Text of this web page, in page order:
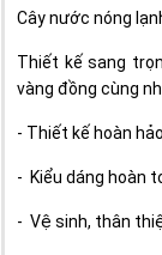
Cây nước nóng
Thiết kế sang
vàng đồng cùng
- Thiết kế hoàn
- Kiểu dáng hoàn
- Vệ sinh, thân